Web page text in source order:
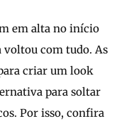
em alta no início
voltou com tudo. As
criar um look
para soltar
Por isso, confira